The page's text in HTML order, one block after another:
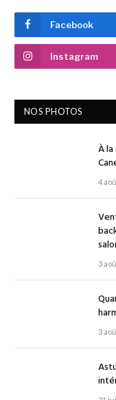
Facebook
Instagram
NOS PHOTOS
À
4
3
3